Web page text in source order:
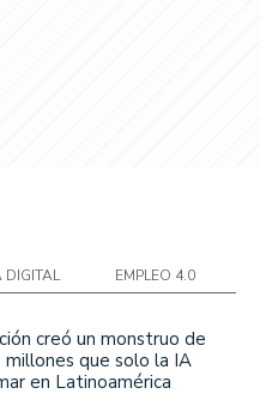
DIGITAL EMPLEO 4.0
creó un monstruo de
millones que solo la IA
en Latinoamérica